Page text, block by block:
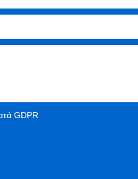
GDPR